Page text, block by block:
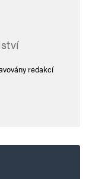
pro budoucí
redakcí